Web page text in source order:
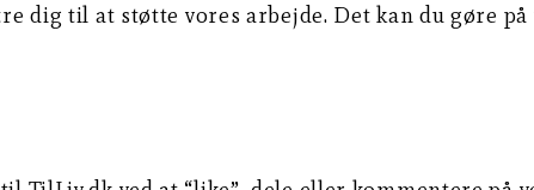
dig til at støtte vores arbejde. Det kan du gøre